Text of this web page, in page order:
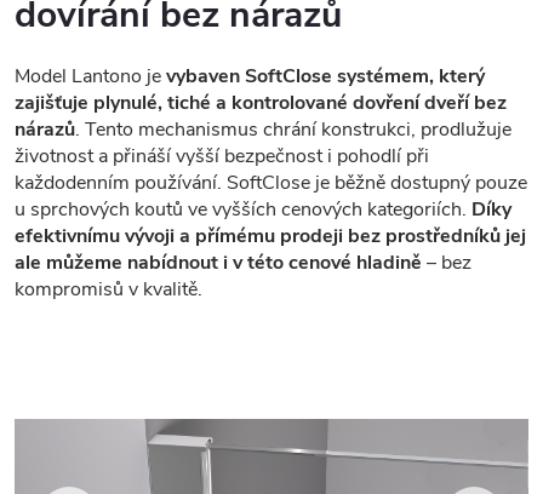
dovírání bez nárazů
Model Lantono jevybaven SoftClose systémem, který
zajišťuje plynulé, tiché a kontrolované dovření dveří bez
nárazů. Tento mechanismus chrání konstrukci, prodlužuje
životnost a přináší vyšší bezpečnost i pohodlí při
každodenním používání. SoftClose je běžně dostupný pouze
u sprchových koutů ve vyšších cenových kategoriích. Díky
efektivnímu vývoji a přímému prodeji bez prostředníků jej
ale můžeme nabídnout i v této cenové hladině – bez
kompromisů v kvalitě.